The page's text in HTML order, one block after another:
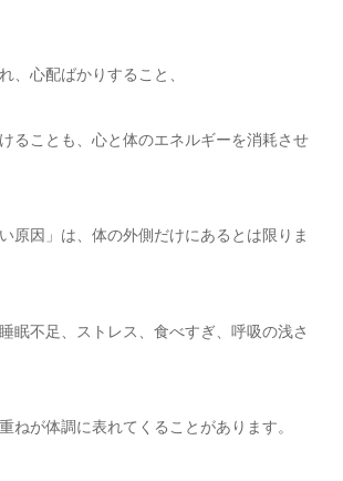
、心配ばかりすること、
ることも、心と体のエネルギーを消耗させ
原因」は、体の外側だけにあるとは限りま
眠不足、ストレス、食べすぎ、呼吸の浅さ
ねが体調に表れてくることがあります。